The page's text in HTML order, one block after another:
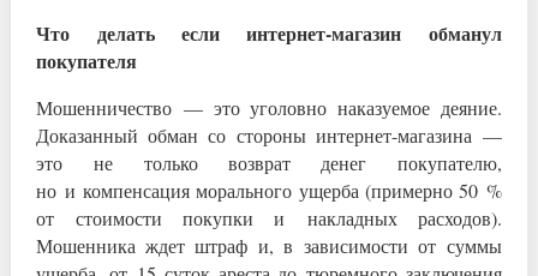
Что делать если интернет-магазин обманул
покупателя
Мошенничество — это уголовно наказуемое деяние.
Доказанный обман со стороны интернет-магазина —
это не только возврат денег покупателю,
но и компенсация морального ущерба (примерно 50 %
от стоимости покупки и накладных расходов).
Мошенника ждет штраф и, в зависимости от суммы